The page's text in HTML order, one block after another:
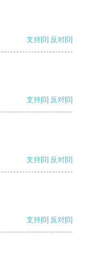
支持[0] 反对[0]
支持[0] 反对[0]
支持[0] 反对[0]
支持[0] 反对[0]